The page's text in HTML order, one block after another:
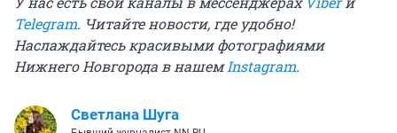
Telegram. Читайте новости, где удобно!
Наслаждайтесь красивыми фотографиями
Нижнего Новгорода в нашемInstagram.
Светлана Шуга